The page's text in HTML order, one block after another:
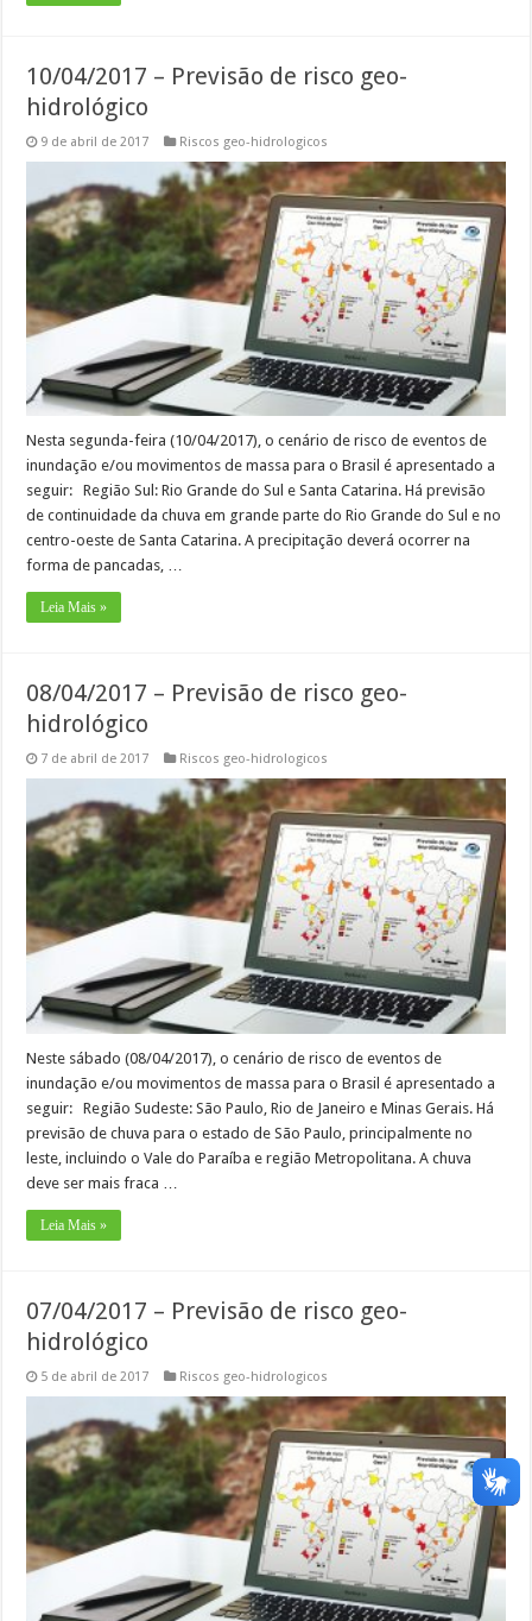
10/04/2017 – Previsão de risco geo-
hidrológico
9 de abril de 2017 Riscos geo-hidrologicos
Nesta segunda-feira (10/04/2017), o cenário de risco de eventos de
inundação e/ou movimentos de massa para o Brasil é apresentado a
seguir: Região Sul: Rio Grande do Sul e Santa Catarina. Há previsão
de continuidade da chuva em grande parte do Rio Grande do Sul e no
centro-oeste de Santa Catarina. A precipitação deverá ocorrer na
forma de pancadas, …
Leia Mais »
08/04/2017 – Previsão de risco geo-
hidrológico
7 de abril de 2017 Riscos geo-hidrologicos
Neste sábado (08/04/2017), o cenário de risco de eventos de
inundação e/ou movimentos de massa para o Brasil é apresentado a
seguir: Região Sudeste: São Paulo, Rio de Janeiro e Minas Gerais. Há
previsão de chuva para o estado de São Paulo, principalmente no
leste, incluindo o Vale do Paraíba e região Metropolitana. A chuva
deve ser mais fraca …
Leia Mais »
07/04/2017 – Previsão de risco geo-
hidrológico
5 de abril de 2017 Riscos geo-hidrologicos